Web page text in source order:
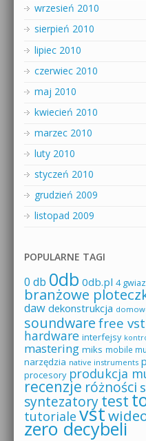
wrzesień 2010
sierpień 2010
lipiec 2010
czerwiec 2010
maj 2010
kwiecień 2010
marzec 2010
luty 2010
styczeń 2010
grudzień 2009
listopad 2009
POPULARNE TAGI
0 db 0db 0db.pl 4
branżowe
daw dekonstrukcja
soundware free vst
hardware interfejsy
mastering miks mobile
narzędzia native instruments
procesory produkcja
recenzje różności
syntezatorytest
tutoriale vst
zero decybeli